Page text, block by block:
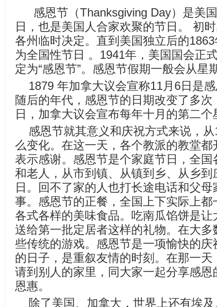
感恩节（Thanksgiving Day）是美
日，也是美国人合家欢聚的节日。 初
各州临时决定。直到美国独立后的
为全国性节日 。1941年，美国国会正
定为“感恩节”。感恩节假期一般会从
1879 年加拿大议会宣称11月6日是
随后的年代，感恩节的日期改变了多
日，加拿大议会宣布每年十月的第二
感恩节就其意义和庆祝方式来说，
么变化。在这一天，各个教派的教堂
表示感谢。感恩节是个家庭节日，全
和老人，从市到镇、从镇到乡、从乡
日。回不了家的人也打长途电话和父
事。感恩节的正餐，全国上下实际上
各式各样的美味食品。吃南瓜馅饼是
送给第一批定居者这样的礼物。在大
些传统的游戏。感恩节是一项愉快的
的日子，是重叙友情的时刻。在那一
请到别人的家里，同大家一起分享感
恩惠。
除了美国、加拿大，世界上还有埃